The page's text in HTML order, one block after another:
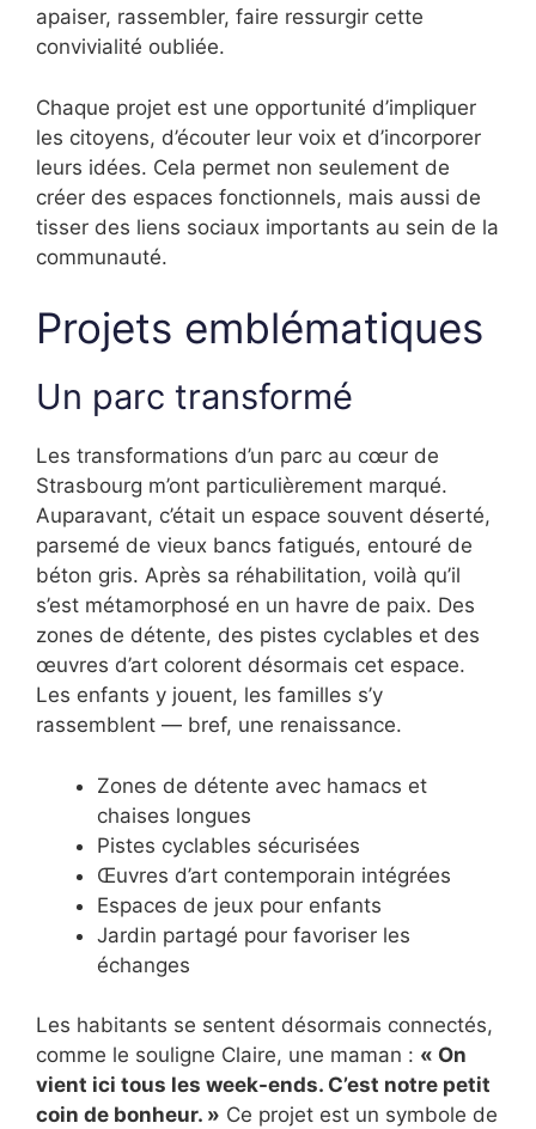
apaiser, rassembler, faire ressurgir cette
convivialité oubliée.
Chaque projet est une opportunité d’impliquer
les citoyens, d’écouter leur voix et d’incorporer
leurs idées. Cela permet non seulement de
créer des espaces fonctionnels, mais aussi de
tisser des liens sociaux importants au sein de la
communauté.
Projets emblématiques
Un parc transformé
Les transformations d’un parc au cœur de
Strasbourg m’ont particulièrement marqué.
Auparavant, c’était un espace souvent déserté,
parsemé de vieux bancs fatigués, entouré de
béton gris. Après sa réhabilitation, voilà qu’il
s’est métamorphosé en un havre de paix. Des
zones de détente, des pistes cyclables et des
œuvres d’art colorent désormais cet espace.
Les enfants y jouent, les familles s’y
rassemblent — bref, une renaissance.
Zones de détente avec hamacs et
chaises longues
Pistes cyclables sécurisées
Œuvres d’art contemporain intégrées
Espaces de jeux pour enfants
Jardin partagé pour favoriser les
échanges
Les habitants se sentent désormais connectés,
comme le souligne Claire, une maman : « On
vient ici tous les week-ends. C’est notre petit
coin de bonheur. » Ce projet est un symbole de